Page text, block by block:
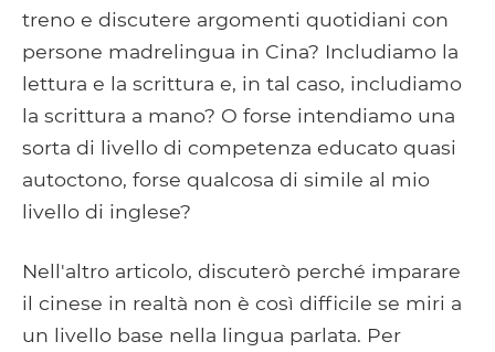
treno e discutere argomenti quotidiani con
persone madrelingua in Cina? Includiamo la
lettura e la scrittura e, in tal caso, includiamo
la scrittura a mano? O forse intendiamo una
sorta di livello di competenza educato quasi
autoctono, forse qualcosa di simile al mio
livello di inglese?
Nell'altro articolo, discuterò perché imparare
il cinese in realtà non è così difficile se miri a
un livello base nella lingua parlata. Per